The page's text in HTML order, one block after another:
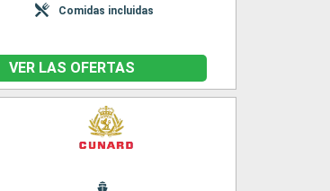
Comidas incluidas
VER LAS OFERTAS